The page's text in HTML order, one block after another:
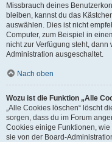
Missbrauch deines
bleiben, kannst du das
auswählen. Dies ist nicht
Computer, zum Beispiel in
nicht zur Verfügung steht,
Administration ausgeschaltet.
Nach oben
Wozu ist die Funktion „Alle
„Alle Cookies löschen“ löscht
sorgen, dass du im Forum
Cookies einige Funktionen, wie
sie von der Board-